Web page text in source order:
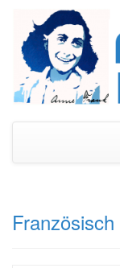
Französisch